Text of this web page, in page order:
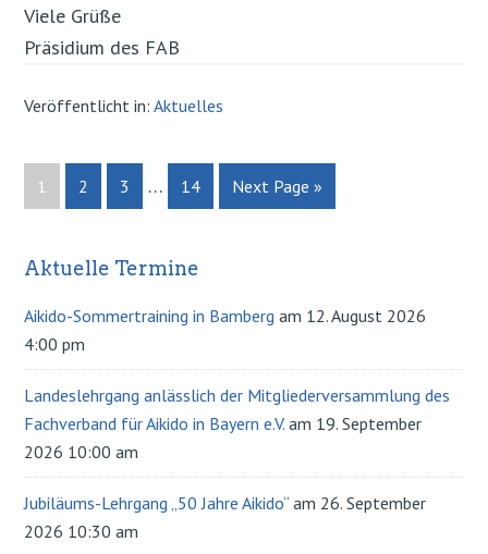
Viele Grüße
Präsidium des FAB
Veröffentlicht in:Aktuelles
Page
1 Page
2 Page
3 … Page
14 Next Page »
Primary
Sidebar
Aktuelle Termine
Aikido-Sommertraining in Bamberg am 12. August 2026
4:00 pm
Landeslehrgang anlässlich der Mitgliederversammlung des
Fachverband für Aikido in Bayern e.V. am 19. September
2026 10:00 am
Jubiläums-Lehrgang „50 Jahre Aikido“ am 26. September
2026 10:30 am